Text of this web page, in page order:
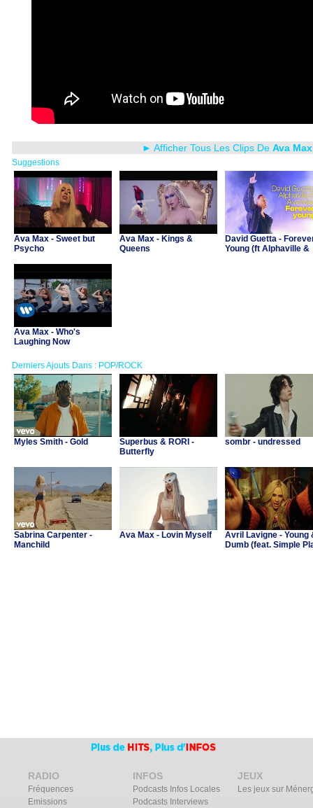
► Afficher Tous Les Clips De Ava Max
Suggestions
Ava Max - Sweet but
Psycho
Ava Max - Kings &
Queens
David Guetta -
Young (ft Alphaville &
Ava Max - Who's
Laughing Now
Derniers Ajouts Dans : POP/ROCK
Myles Smith - Gold
Superbus & RORI -
Butterfly
sombr - undressed
Sabrina Carpenter -
Manchild
Ava Max - Lovin Myself
Avril Lavigne - Young
Dumb (feat. Simple
RADIO
Fréquences
Emissions
INFOS
Podcasts Infos Locales
Podcasts Interviews
JEUX
Les jeux sur